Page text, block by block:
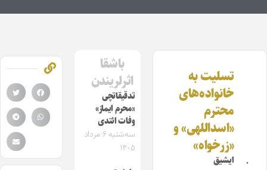
تسلیت به
خانواده‌های
محترم
«اسداللهی» و
«زرخواه»
ایشیق
باشقا
اثرلریندن
تدقیقاتچی
«محرم ایماز»
وفات ائتدی
سه‌شنبه ۶ مرداد
۱۴۰۵